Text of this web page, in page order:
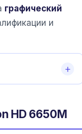
графический
и
HD 6650M